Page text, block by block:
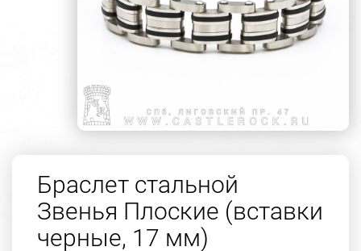
Браслет стальной
Звенья Плоские (вставки
черные, 17 мм)